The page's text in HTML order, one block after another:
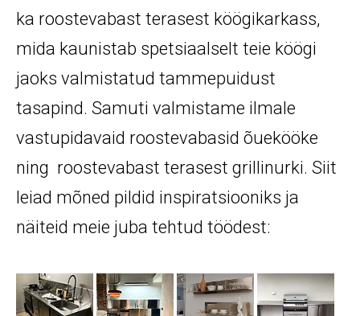
ka roostevabast terasest köögikarkass,
mida kaunistab spetsiaalselt teie köögi
jaoks valmistatud tammepuidust
tasapind. Samuti valmistame ilmale
vastupidavaid roostevabasid õuekööke
ning roostevabast terasest grillinurki. Siit
leiad mõned pildid inspiratsiooniks ja
näiteid meie juba tehtud töödest: